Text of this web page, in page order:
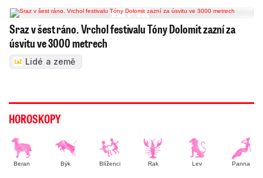
Sraz v šest ráno. Vrchol festivalu Tóny Dolomit zazní za
úsvitu ve 3000 metrech
Lidé a země
HOROSKOPY
Beran Býk Blíženci Rak Lev Panna